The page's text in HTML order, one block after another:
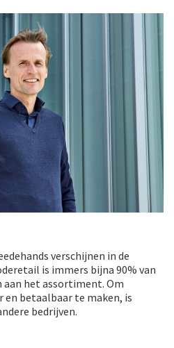
verschijnen in de
is immers bijna 90% van
het assortiment. Om
en betaalbaar te maken, is
bedrijven.